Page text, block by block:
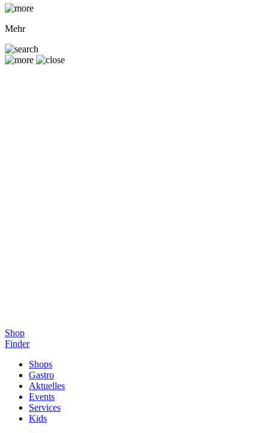
Mehr
Shop
Finder
Shops
Gastro
Aktuelles
Events
Services
Kids